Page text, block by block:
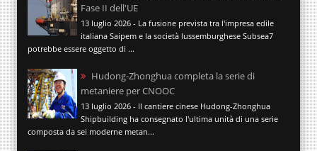
Fase II dell'UE
13 luglio 2026 - La fusione prevista tra l'impresa edile
italiana Saipem e la società lussemburghese Subsea7
potrebbe essere oggetto di ...
Hudong-Zhonghua completa la serie di
metaniere per CNOOC
13 luglio 2026 - Il cantiere cinese Hudong-Zhonghua
Shipbuilding ha consegnato l'ultima unità di una serie
composta da sei moderne metan...